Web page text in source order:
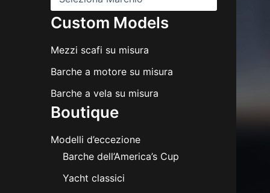
Custom Models
Mezzi scafi su misura
Barche a motore su misura
Barche a vela su misura
Boutique
Modelli d’eccezione
Barche dell’America’s Cup
Yacht classici